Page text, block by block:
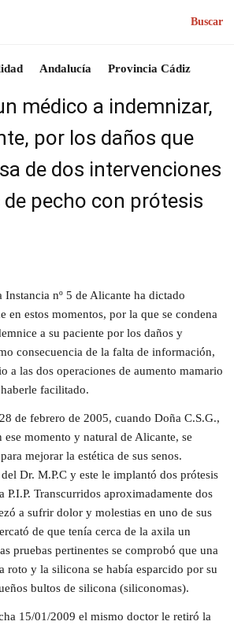
Buscar
Andalucía Provincia Cádiz
médico a indemnizar,
por los daños que
de dos intervenciones
pecho con prótesis
Instancia nº 5 de Alicante ha dictado
en estos momentos, por la que se condena
a su paciente por los daños y
consecuencia de la falta de información,
a las dos operaciones de aumento mamario
facilitado.
de febrero de 2005, cuando Doña C.S.G.,
ese momento y natural de Alicante, se
mejorar la estética de sus senos.
Dr. M.P.C y este le implantó dos prótesis
P.I.P. Transcurridos aproximadamente dos
a sufrir dolor y molestias en uno de sus
de que tenía cerca de la axila un
pruebas pertinentes se comprobó que una
roto y la silicona se había esparcido por su
bultos de silicona (siliconomas).
15/01/2009 el mismo doctor le retiró la